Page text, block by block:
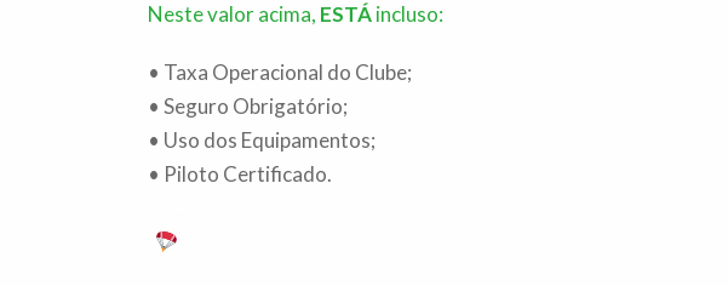
Neste valor acima, ESTÁincluso:
• Taxa Operacional do Clube;
• Seguro Obrigatório;
• Uso dos Equipamentos;
• Piloto Certificado.